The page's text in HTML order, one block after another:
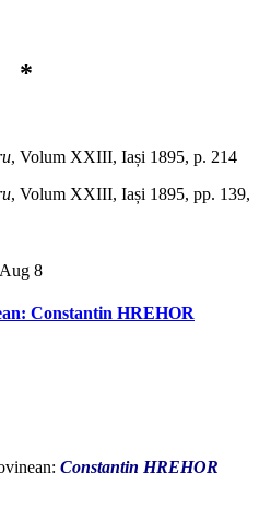
*
, Volum XXIII, Iași 1895, p. 214
, Volum XXIII, Iași 1895, pp. 139,
Aug 8
Constantin HREHOR
Constantin HREHOR